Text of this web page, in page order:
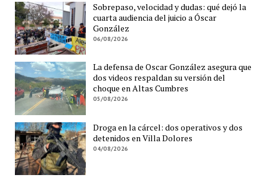
Sobrepaso, velocidad y dudas: qué dejó la
cuarta audiencia del juicio a Óscar
González
06/08/2026
La defensa de Oscar González asegura que
dos videos respaldan su versión del
choque en Altas Cumbres
05/08/2026
Droga en la cárcel: dos operativos y dos
detenidos en Villa Dolores
04/08/2026